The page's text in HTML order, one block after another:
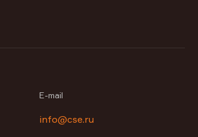
E-mail
info@cse.ru